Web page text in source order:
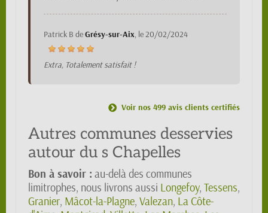
Patrick B deGrésy-sur-Aix, le20/02/2024
Extra, Totalement satisfait !
Voir nos 499 avis clients certifiés
Autres communes desservies
autour du s Chapelles
Bon à savoir : au-delà des communes
limitrophes, nous livrons aussi Longefoy, Tessens,
Granier, Mâcot-la-Plagne, Valezan, La Côte-